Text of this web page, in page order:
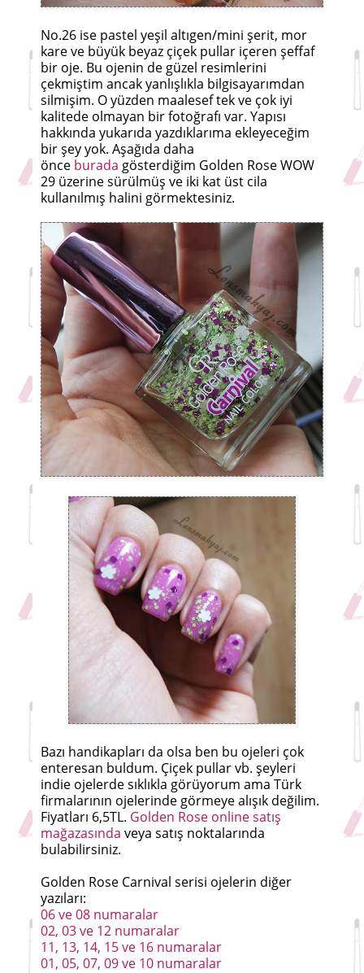
No.26 ise pastel yeşil altıgen/mini şerit, mor
kare ve büyük beyaz çiçek pullar içeren şeffaf
bir oje. Bu ojenin de güzel resimlerini
çekmiştim ancak yanlışlıkla bilgisayarımdan
silmişim. O yüzden maalesef tek ve çok iyi
kalitede olmayan bir fotoğrafı var. Yapısı
hakkında yukarıda yazdıklarıma ekleyeceğim
bir şey yok. Aşağıda daha
önce burada gösterdiğim Golden Rose WOW
29 üzerine sürülmüş ve iki kat üst cila
kullanılmış halini görmektesiniz.
Bazı handikapları da olsa ben bu ojeleri çok
enteresan buldum. Çiçek pullar vb. şeyleri
indie ojelerde sıklıkla görüyorum ama Türk
firmalarının ojelerinde görmeye alışık değilim.
Fiyatları 6,5TL. Golden Rose online satış
mağazasında veya satış noktalarında
bulabilirsiniz.
Golden Rose Carnival serisi ojelerin diğer
yazıları:
06 ve 08 numaralar
02, 03 ve 12 numaralar
11, 13, 14, 15 ve 16 numaralar
01, 05, 07, 09 ve 10 numaralar